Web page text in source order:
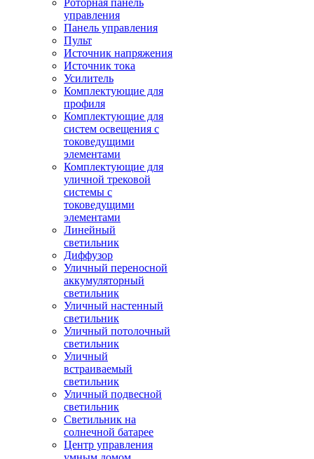
Роторная панель
управления
Панель управления
Пульт
Источник напряжения
Источник тока
Усилитель
Комплектующие для
профиля
Комплектующие для
систем освещения с
токоведущими
элементами
Комплектующие для
уличной трековой
системы с
токоведущими
элементами
Линейный
светильник
Диффузор
Уличный переносной
аккумуляторный
светильник
Уличный настенный
светильник
Уличный потолочный
светильник
Уличный
встраиваемый
светильник
Уличный подвесной
светильник
Светильник на
солнечной батарее
Центр управления